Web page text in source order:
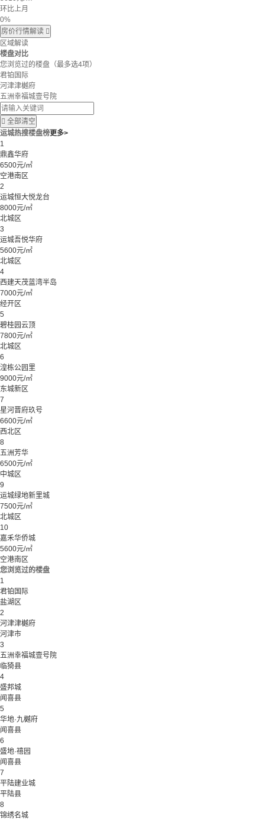
环比上月
0%
房价行情解读 
区域解读
楼盘对比
您浏览过的楼盘 （最多选4项）
君铂国际
河津津樾府
五洲幸福城壹号院
 全部清空
运城热搜楼盘榜更多>
1
鼎鑫华府
6500元/㎡
空港南区
2
运城恒大悦龙台
8000元/㎡
北城区
3
运城吾悦华府
5600元/㎡
北城区
4
西建天茂蓝湾半岛
7000元/㎡
经开区
5
碧桂园云顶
7800元/㎡
北城区
6
湟栋公园里
9000元/㎡
东城新区
7
星河晋府玖号
6600元/㎡
西北区
8
五洲芳华
6500元/㎡
中城区
9
运城绿地新里城
7500元/㎡
北城区
10
嘉禾华侨城
5600元/㎡
空港南区
您浏览过的楼盘
1
君铂国际
盐湖区
2
河津津樾府
河津市
3
五洲幸福城壹号院
临猗县
4
盛邦城
闻喜县
5
华地·九樾府
闻喜县
6
盛地·禧园
闻喜县
7
平陆建业城
平陆县
8
锦绣名城